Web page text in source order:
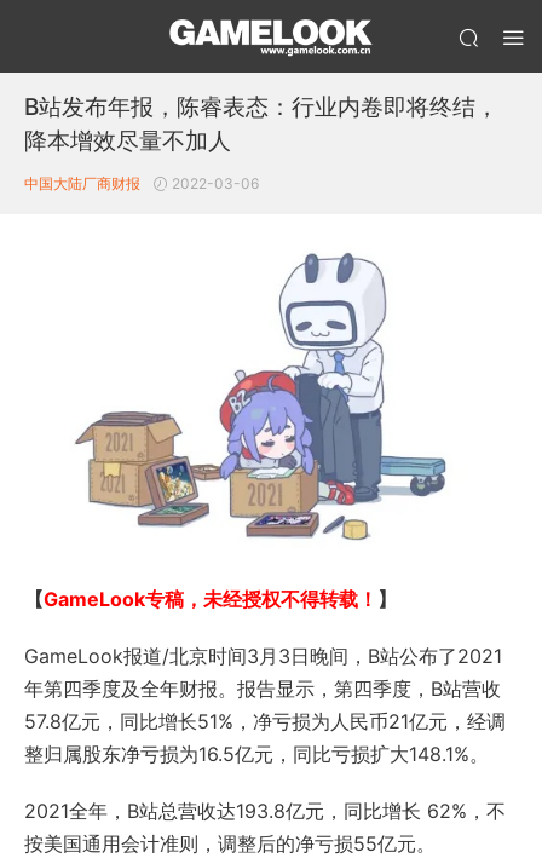
B站发布年报，陈睿表态：行业内卷即将终结，
降本增效尽量不加人
中国大陆厂商财报 2022-03-06
【GameLook专稿，未经授权不得转载！ 】
GameLook报道/北京时间3月3日晚间，B站公布了2021
年第四季度及全年财报。报告显示，第四季度，B站营收
57.8亿元，同比增长51%，净亏损为人民币21亿元，经调
整归属股东净亏损为16.5亿元，同比亏损扩大148.1%。
2021全年，B站总营收达193.8亿元，同比增长 62%，不
按美国通用会计准则，调整后的净亏损55亿元。